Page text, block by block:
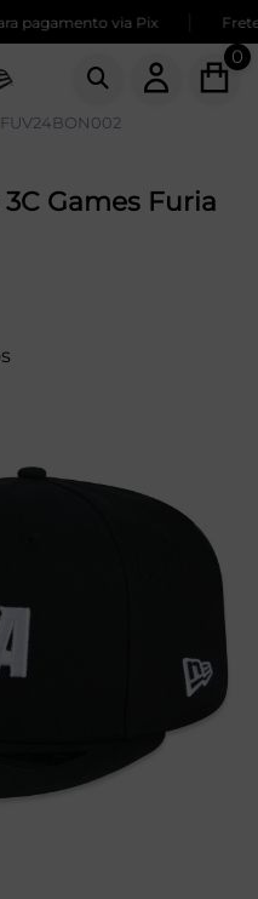
pagamento via Pix Frete
0
FUV24BON002
Games Furia